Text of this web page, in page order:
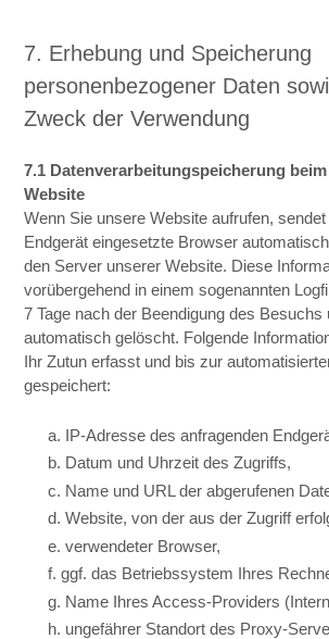
7. Erhebung und Speicherung
personenbezogener Daten
Zweck der Verwendung
7.1 Datenverarbeitungspeicherung
Website
Wenn Sie unsere Website aufrufen,
Endgerät eingesetzte Browser
den Server unserer Website. Diese
vorübergehend in einem sogenannten
7 Tage nach der Beendigung des Besuchs
automatisch gelöscht. Folgende
Ihr Zutun erfasst und bis zur
gespeichert:
a. IP-Adresse des anfragenden
b. Datum und Uhrzeit des Zugriffs,
c. Name und URL der abgerufenen
d. Website, von der aus der Zugriff
e. verwendeter Browser,
f. ggf. das Betriebssystem Ihres
g. Name Ihres Access-Providers
h. ungefährer Standort des Proxy-